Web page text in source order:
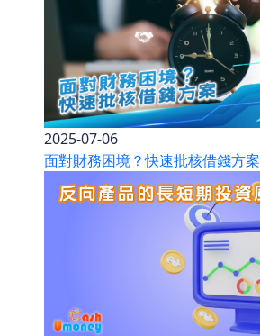
2025-07-06
面對財務困境？快速批核借錢方案